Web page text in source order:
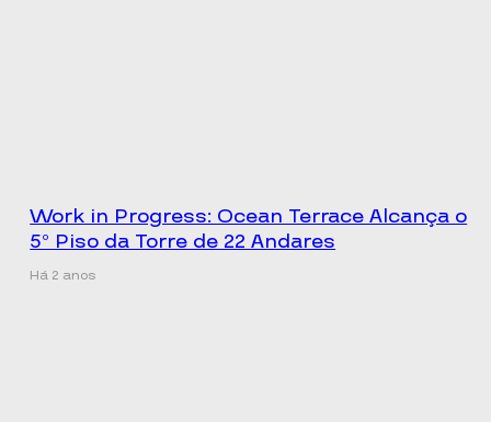
Work in Progress: Ocean Terrace Alcança o
5º Piso da Torre de 22 Andares
Há 2 anos